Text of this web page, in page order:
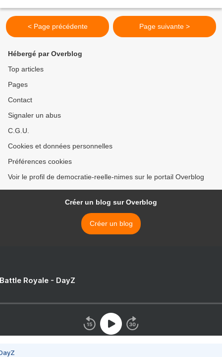
< Page précédente Page suivante >
Hébergé par Overblog
Top articles
Pages
Contact
Signaler un abus
C.G.U.
Cookies et données personnelles
Préférences cookies
Voir le profil de democratie-reelle-nimes sur le portail Overblog
Créer un blog sur Overblog
Créer un blog
Royale - DayZ